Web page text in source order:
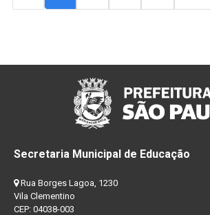
Secretaria Municipal de Educação
Rua Borges Lagoa, 1230
Vila Clementino
CEP: 04038-003